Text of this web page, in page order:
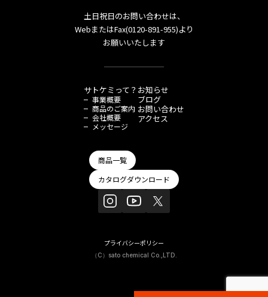
土日祝日のお問い合わせは、
WebまたはFax(0120-891-955)より
お願いいたします
サトケミって？
事業概要
商品のご案内
会社概要
メッセージ
お知らせ
ブログ
お問い合わせ
アクセス
商品一覧
カタログダウンロード
プライバシーポリシー
（C）sato chemical Co.,LTD.